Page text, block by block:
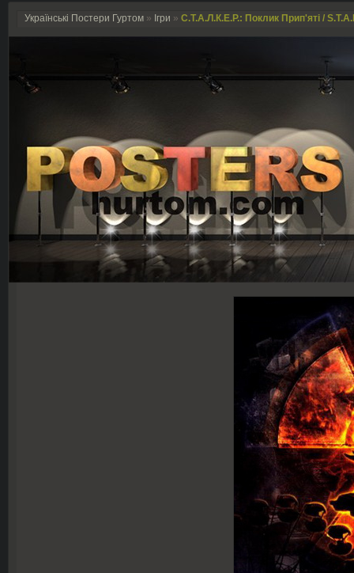
Українські Постери Гуртом » Ігри » С.Т.А.Л.К.Е.Р.: Поклик Прип'яті /